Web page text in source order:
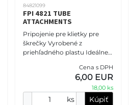
84821099
FPI 4821 TUBE
ATTACHMENTS
Pripojenie pre klietky pre
škrečky Vyrobené z
priehľadného plastu Ideálne
modulárne klietky pre
škrečky Zmiešané farby
Cena s DPH
6,00 EUR
18,00 ks
ks Kúpiť